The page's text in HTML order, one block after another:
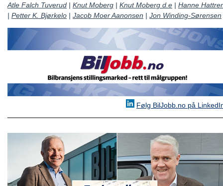
Atle Falch Tuverud | Knut Moberg | Knut Moberg d.e | Hanne
| Petter K. Bjørkelo | Jacob Moer Aanonsen | Jon Winding-Sørensen
Følg BilJobb.no på